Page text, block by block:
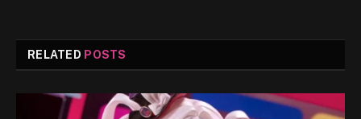
RELATED POSTS